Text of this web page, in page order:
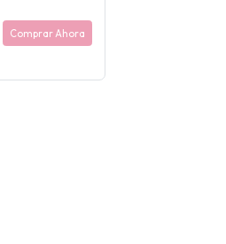
Comprar Ahora